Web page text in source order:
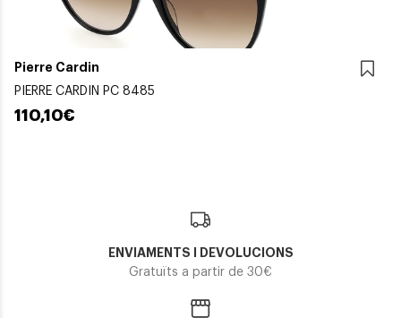
Pierre Cardin
PIERRE CARDIN PC 8485
110,10€
ENVIAMENTS I DEVOLUCIONS
Gratuïts a partir de 30€